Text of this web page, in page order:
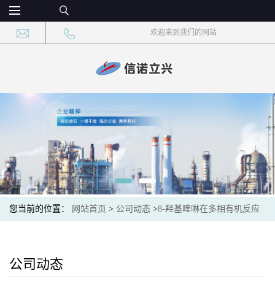
欢迎来到我们的网站
您当前的位置： 网站首页 > 公司动态 >8-羟基喹啉在多相有机反应
公司动态